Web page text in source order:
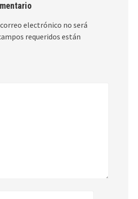
electrónico no será
requeridos están